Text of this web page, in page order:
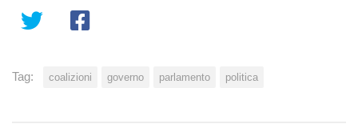
Tag: coalizioni governo parlamento politica